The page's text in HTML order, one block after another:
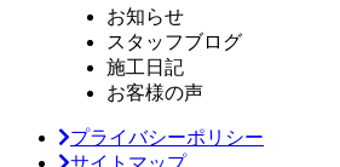
お知らせ
スタッフブログ
施工日記
お客様の声
プライバシーポリシー